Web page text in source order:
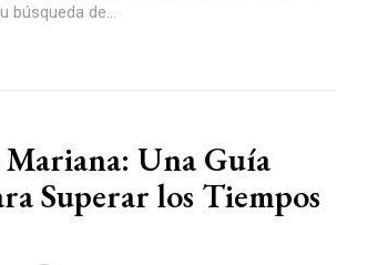
de...
Mariana: Una Guía
Superar los Tiempos